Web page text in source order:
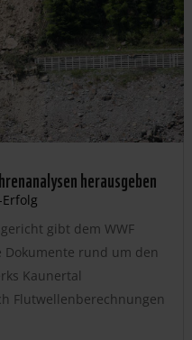
herausgeben
Erfolg
gibt dem WWF
Dokumente rund um den
Kaunertal
Flutwellenberechnungen